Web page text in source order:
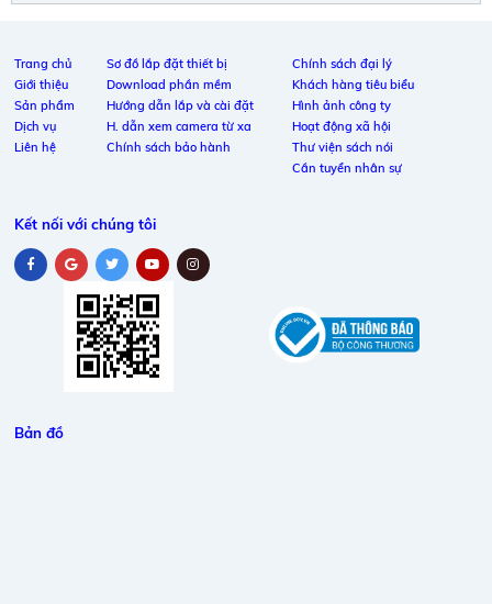
Trang chủ
Giới thiệu
Sản phẩm
Dịch vụ
Liên hệ
Sơ đồ lắp đặt thiết bị
Download phần mềm
Hướng dẫn lắp và cài đặt
H. dẫn xem camera từ xa
Chính sách bảo hành
Chính sách đại lý
Khách hàng tiêu biểu
Hình ảnh công ty
Hoạt động xã hội
Thư viện sách nói
Cần tuyển nhân sự
Kết nối với chúng tôi
Bản đồ